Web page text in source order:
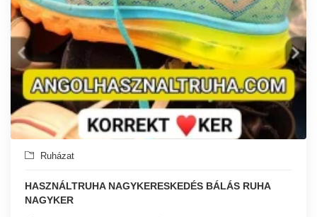
Ruházat
HASZNÁLTRUHA NAGYKERESKEDÉS BÁLÁS RUHA
NAGYKER